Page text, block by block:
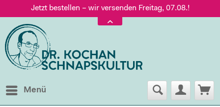
Jetzt bestellen – wir versenden Freitag, 07.08.!
Versand nur 5,60 €, gratis ab 95 € Warenwert
Jetzt bestellen – wir versenden Freitag, 07.08.!
Menü